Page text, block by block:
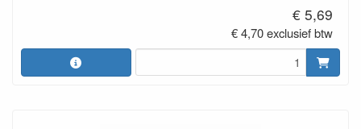
€ 5,69
€ 4,70 exclusief btw